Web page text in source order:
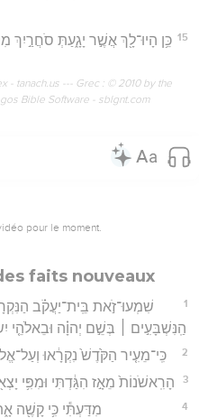
15 כֵּ֥ן הָיוּ־לָ֖ךְ אֲשֶׁ֣ר יָגָ֑עַתְּ סֹחֲרַ֣יִךְ
- tanach.us --- Grec : © 2010 by the
Bible Software - sblgnt.com
pour le moment.
faits nouveaux
1
שִׁמְעוּ־זֹ֣את בֵּֽית־יַעֲקֹ֗ב
הַֽנִּשְׁבָּעִ֣ים ׀ בְּשֵׁ֣ם יְהוָ֗ה וּבֵאלֹהֵ֤י
2 כִּֽי־מֵעִ֤יר הַקֹּ֙דֶשׁ֙ נִקְרָ֔אוּ
3 הָרִֽאשֹׁנוֹת֙ מֵאָ֣ז הִגַּ֔דְתִּי וּמִפִּ֥י
4 מִדַּעְתִּ֕י כִּ֥י קָשֶׁ֖ה